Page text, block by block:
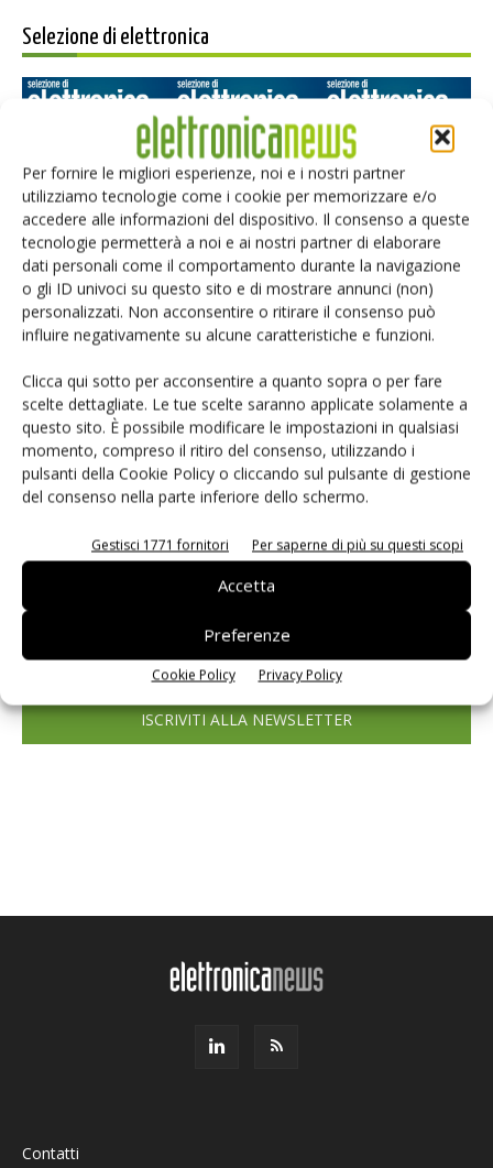
Per fornire le migliori esperienze, noi e i nostri partner
utilizziamo tecnologie come i cookie per memorizzare e/o
accedere alle informazioni del dispositivo. Il consenso a queste
tecnologie permetterà a noi e ai nostri partner di elaborare
dati personali come il comportamento durante la navigazione
o gli ID univoci su questo sito e di mostrare annunci (non)
personalizzati. Non acconsentire o ritirare il consenso può
influire negativamente su alcune caratteristiche e funzioni.
Clicca qui sotto per acconsentire a quanto sopra o per fare
scelte dettagliate. Le tue scelte saranno applicate solamente a
questo sito. È possibile modificare le impostazioni in qualsiasi
momento, compreso il ritiro del consenso, utilizzando i
pulsanti della Cookie Policy o cliccando sul pulsante di gestione
del consenso nella parte inferiore dello schermo.
Gestisci 1771 fornitori Per saperne di più su questi scopi
Accetta
Preferenze
Cookie Policy Privacy Policy
Selezione di elettronica
Edicola web
Edicola web
ISCRIVITI ALLA NEWSLETTER
Contatti